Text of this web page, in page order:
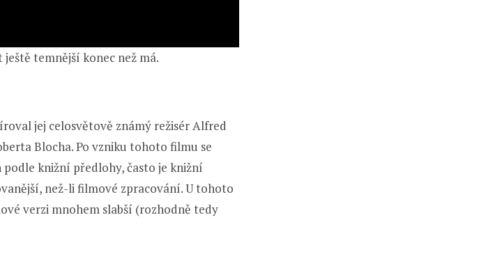
temnější konec než má.
jej celosvětově známý režisér Alfred
Blocha. Po vzniku tohoto filmu se
knižní předlohy, často je knižní
než-li filmové zpracování. U tohoto
verzi mnohem slabší (rozhodně tedy